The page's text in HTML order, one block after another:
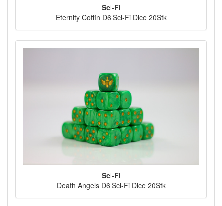
Sci-Fi
Eternity Coffin D6 Sci-Fi Dice 20Stk
Sci-Fi
Death Angels D6 Sci-Fi Dice 20Stk